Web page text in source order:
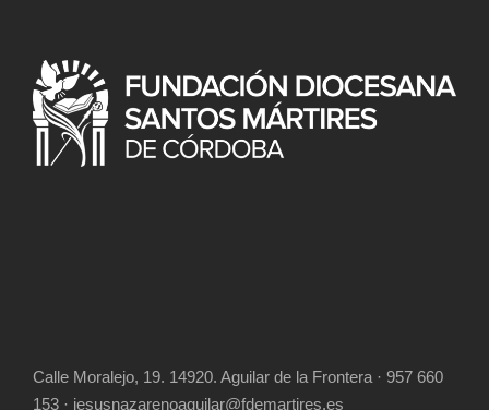
Calle Moralejo, 19. 14920. Aguilar de la Frontera · 957 660
153 · jesusnazarenoaguilar@fdemartires.es